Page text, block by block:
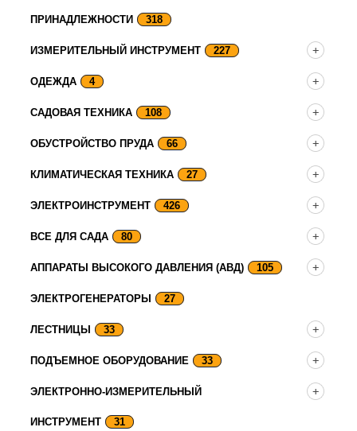
ПРИНАДЛЕЖНОСТИ 318
ИЗМЕРИТЕЛЬНЫЙ ИНСТРУМЕНТ 227
ОДЕЖДА 4
САДОВАЯ ТЕХНИКА 108
ОБУСТРОЙСТВО ПРУДА 66
КЛИМАТИЧЕСКАЯ ТЕХНИКА 27
ЭЛЕКТРОИНСТРУМЕНТ 426
ВСЕ ДЛЯ САДА 80
АППАРАТЫ ВЫСОКОГО ДАВЛЕНИЯ (АВД) 105
ЭЛЕКТРОГЕНЕРАТОРЫ 27
ЛЕСТНИЦЫ 33
ПОДЪЕМНОЕ ОБОРУДОВАНИЕ 33
ЭЛЕКТРОННО-ИЗМЕРИТЕЛЬНЫЙ
ИНСТРУМЕНТ 31